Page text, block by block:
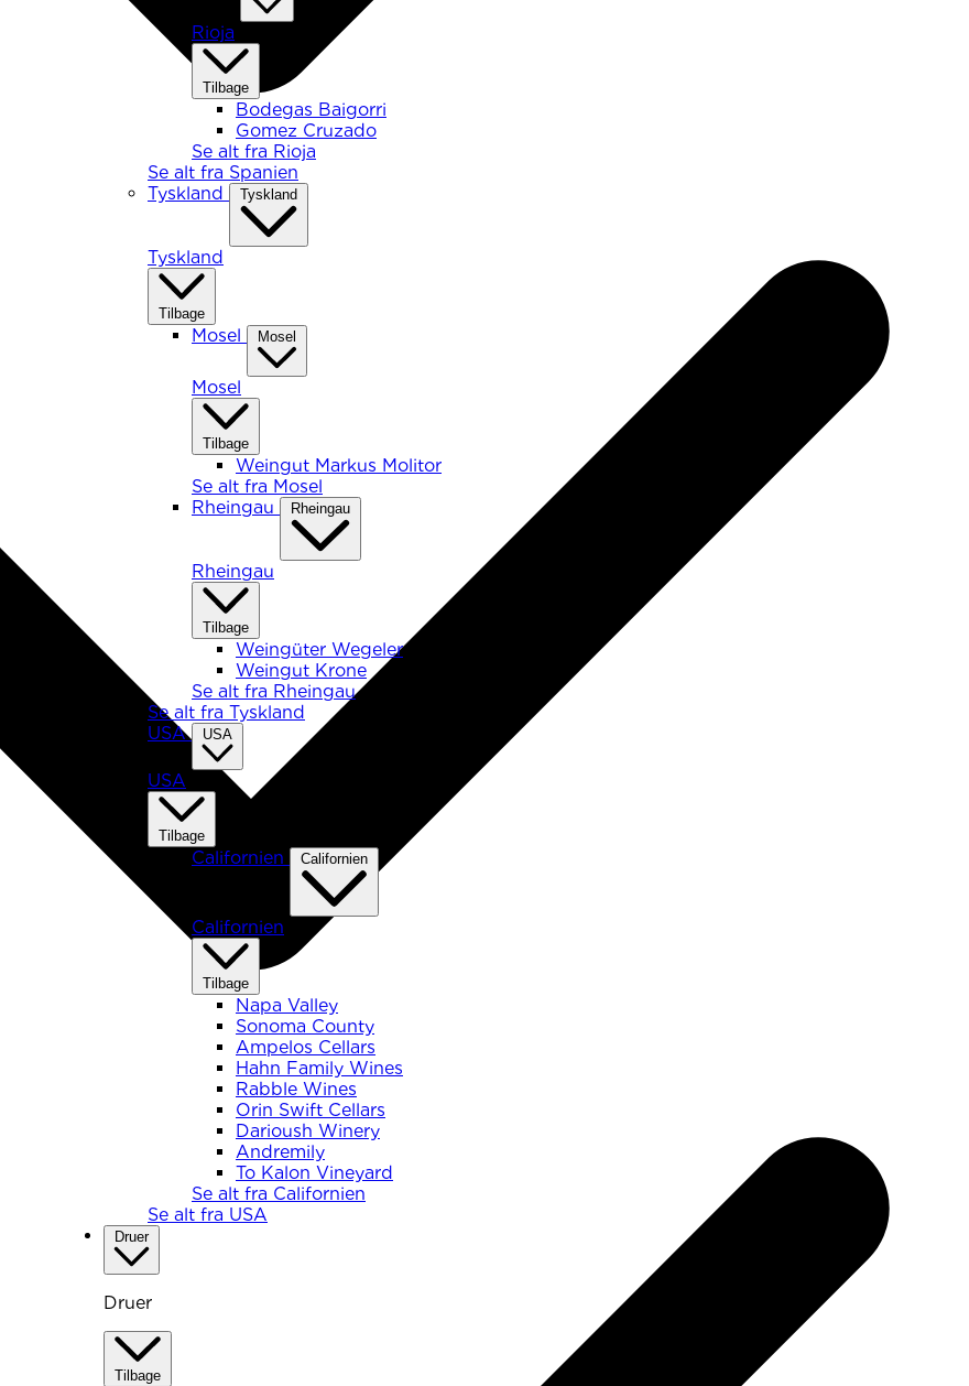
Rioja
Tilbage
Bodegas Baigorri
Gomez Cruzado
Se alt fra Rioja
Se alt fra Spanien
Tyskland
Tyskland
Tyskland
Tilbage
Mosel Mosel
Mosel
Tilbage
Weingut Markus Molitor
Se alt fra Mosel
Rheingau
Rheingau
Rheingau
Tilbage
Weingüter Wegeler
Weingut Krone
Se alt fra Rheingau
Se alt fra Tyskland
USA
USA
USA
Tilbage
Californien Californien
Californien
Tilbage
Napa Valley
Sonoma County
Ampelos Cellars
Hahn Family Wines
Rabble Wines
Orin Swift Cellars
Darioush Winery
Andremily
To Kalon Vineyard
Se alt fra Californien
Se alt fra USA
Druer
Druer
Tilbage